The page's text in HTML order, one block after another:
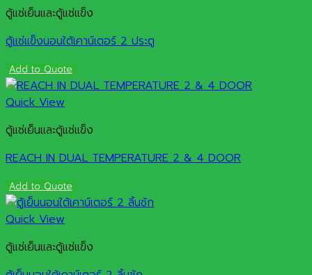
ตู้แช่เย็นและตู้แช่แข็ง
ตู้แช่แข็งนอนใต้เคาน์เตอร์ 2 ประตู
Add to Quote
Quick View
ตู้แช่เย็นและตู้แช่แข็ง
REACH IN DUAL TEMPERATURE 2 & 4 DOOR
Add to Quote
Quick View
ตู้แช่เย็นและตู้แช่แข็ง